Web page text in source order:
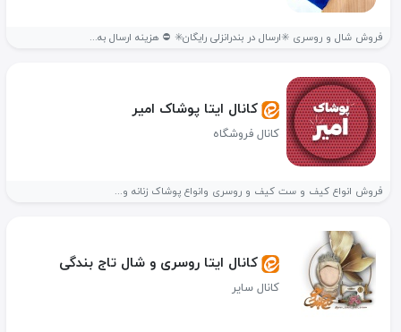
فروش شال و روسری ✳️ارسال در بندرانزلی رایگان✳️ ⛔ هزینه ارسال به...
کانال ایتا پوشاک امیر
کانال فروشگاه
فروش انواع کیف و ست کیف و روسری وانواع پوشاک زنانه و...
کانال ایتا روسری و شال تاج بندگی
کانال سایر